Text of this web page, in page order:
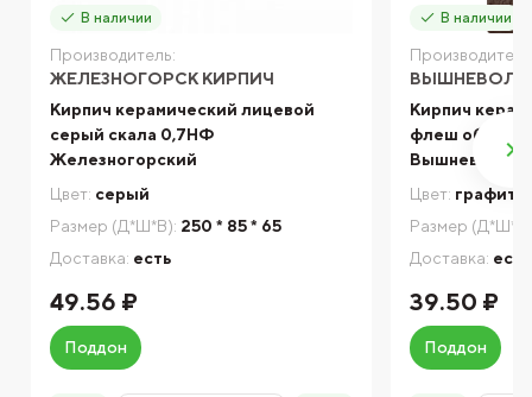
В наличии
Производитель:
ЖЕЛЕЗНОГОРСК КИРПИЧ
Кирпич керамический лицевой
серый скала 0,7НФ
Железногорский
Цвет: серый
Размер (Д*Ш*В): 250 * 85 * 65
Доставка: есть
49.56 ₽
Поддон
В наличии
Кирпич
флеш
Цвет:
Размер
Доставка: есть
39.50 ₽
Поддон